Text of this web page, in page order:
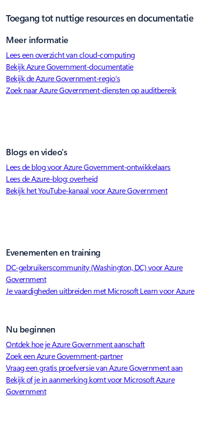
Toegang tot nuttige resources en documentatie
Meer informatie
Lees een overzicht van cloud-computing
Bekijk Azure Government-documentatie
Bekijk de Azure Government-regio's
Zoek naar Azure Government-diensten op auditbereik
Blogs en video's
Lees de blog voor Azure Government-ontwikkelaars
Lees de Azure-blog: overheid
Bekijk het YouTube-kanaal voor Azure Government
Evenementen en training
DC-gebruikerscommunity (Washington, DC) voor Azure
Government
Je vaardigheden uitbreiden met Microsoft Learn voor Azure
Nu beginnen
Ontdek hoe je Azure Government aanschaft
Zoek een Azure Government-partner
Vraag een gratis proefversie van Azure Government aan
Bekijk of je in aanmerking komt voor Microsoft Azure
Government